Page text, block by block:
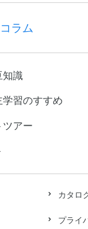
カタロ
プライ
ラム
知識
習のすすめ
ツアー